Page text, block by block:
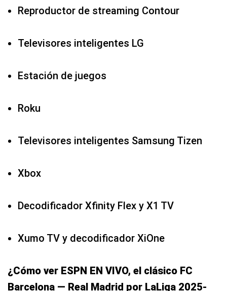
Estación de juegos
Roku
Televisores inteligentes Samsung Tizen
Xbox
Decodificador Xfinity Flex y X1 TV
Xumo TV y decodificador XiOne
¿Cómo ver ESPN EN VIVO, el clásico FC
26?
en los países deArgentina, Colombia, Perú,
Chile, México, Ecuador, Venezuela, Uruguay,